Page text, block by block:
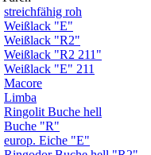
streichfähig roh
Weißlack "E"
Weißlack "R2"
Weißlack "R2 211"
Weißlack "E" 211
Macore
Limba
Ringolit Buche hell
Buche "R"
europ. Eiche "E"